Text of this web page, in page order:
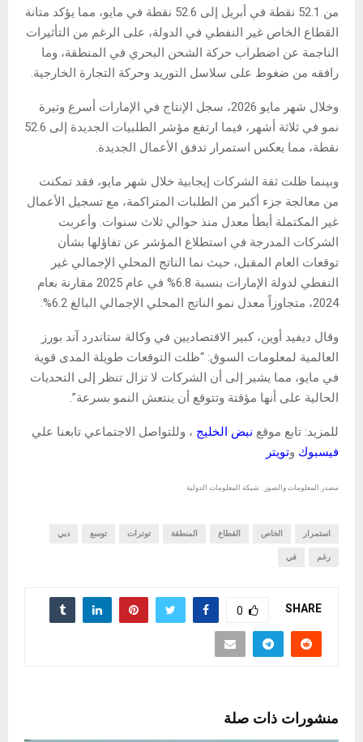
من 52.1 نقطة في أبريل إلى 52.6 نقطة في مايو، مما يؤكد متانة
القطاع الخاص غير النفطي في الدولة، على الرغم من التأثيرات
الناجمة عن اضطراب حركة الشحن البحري في المنطقة، وما
رافقه من ضغوط على سلاسل التوريد وحركة التجارة الخارجية.
وخلال شهر مايو 2026، سجل الإنتاج في الإمارات أسرع وتيرة
نمو في ثلاثة أشهر، فيما ارتفع مؤشر الطلبيات الجديدة إلى 52.6
نقطة، مما يعكس استمرار تدفق الأعمال الجديدة.
وبينما ظلت ثقة الشركات إيجابية خلال شهر مايو، فقد تمكنت
من معالجة جزء أكبر من الطلبات المتراكمة، مع تسجيل الأعمال
غير المكتملة أبطأ معدل منذ حوالي ثلاث سنوات. وأعربت
الشركات المدرجة في استطلاع المؤشر عن تفاؤلها بشأن
توقعات العام المقبل، حيث نما الناتج المحلي الإجمالي غير
النفطي لدولة الإمارات بنسبة 6.8% في عام 2025 مقارنة بعام
2024، متجاوزاً معدل نمو الناتج المحلي الإجمالي البالغ 6.2%.
وقال ديفيد أوين، كبير الاقتصاديين في وكالة ستاندرد آند بورز
العالمية لمعلومات السوق: “ظلت التوقعات طويلة المدى قوية
في مايو، مما يشير إلى أن الشركات لا تزال تنظر إلى التحديات
الحالية على أنها مؤقتة وتتوقع أن ينتعش النمو بسرعة”.
للمزيد: تابع موقع نبض الخليج ، وللتواصل الاجتماعي تابعنا علي
فيسبوك وتويتر
مصدر المعلومات والصور : شبكة المعلومات الدولية
استمرار الخاص القطاع المنطقة توترات توسع دبي
رغم في
SHARE
0
منشورات ذات صلة